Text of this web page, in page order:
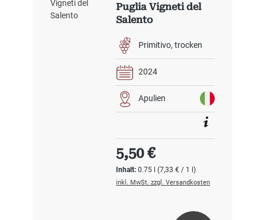
Puglia Vigneti del
Salento
Primitivo trocken
2024
Apulien
Inhalt:0.75 l(7,33 € / 1 l)
Regulärer Preis:
5,50 €
inkl. MwSt. zzgl. Versandkosten